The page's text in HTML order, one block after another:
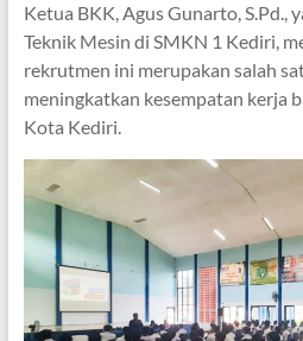
Ketua BKK, Agus Gunarto, S.Pd.,
Teknik Mesin di SMKN 1 Kediri,
rekrutmen ini merupakan salah
meningkatkan kesempatan kerja
Kota Kediri.